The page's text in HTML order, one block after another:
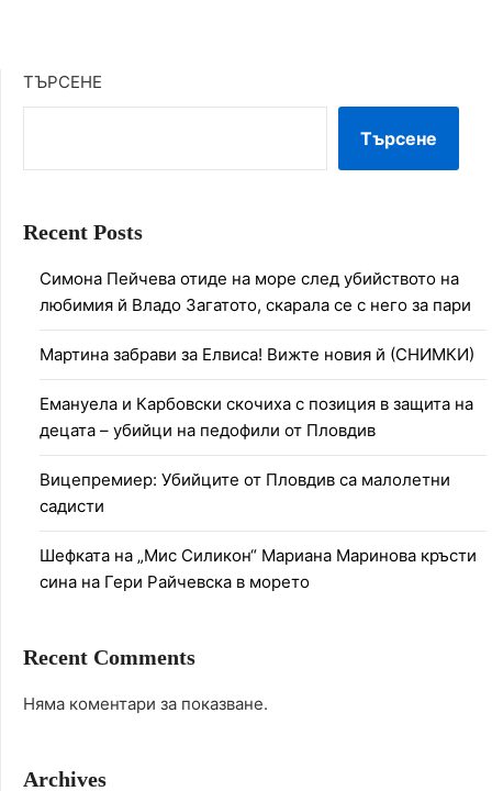
ТЪРСЕНЕ
Търсене
Recent Posts
Симона Пейчева отиде на море след убийството на
любимия й Владо Загатото, скарала се с него за пари
Мартина забрави за Елвиса! Вижте новия й (СНИМКИ)
Емануела и Карбовски скочиха с позиция в защита на
децата – убийци на педофили от Пловдив
Вицепремиер: Убийците от Пловдив са малолетни
садисти
Шефката на „Мис Силикон“ Мариана Маринова кръсти
сина на Гери Райчевска в морето
Recent Comments
Няма коментари за показване.
Archives